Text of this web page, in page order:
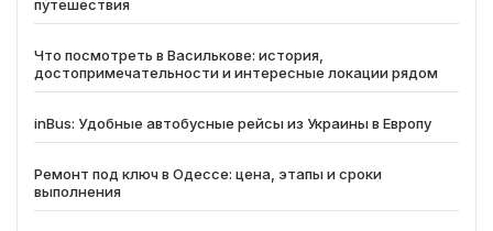
путешествия
Что посмотреть в Василькове: история,
достопримечательности и интересные локации рядом
inBus: Удобные автобусные рейсы из Украины в Европу
Ремонт под ключ в Одессе: цена, этапы и сроки
выполнения